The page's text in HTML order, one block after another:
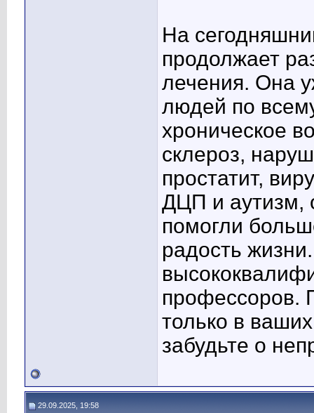
На
продолжает
лечения. Она
людей по
хроническое
склероз,
простатит,
ДЦП и аутизм,
помогли
радость
профессоров.
только в
забудьте о
29.09.2025, 19:58